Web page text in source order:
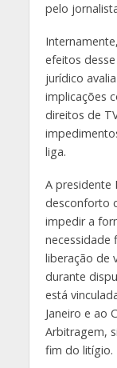
pelo
efeitos
jurídico
implicações
direitos de
liga.
A presidente
desconforto
impedir a
necessidade
liberação de
durante
está
Janeiro e ao
Arbitragem,
fim do litígio.